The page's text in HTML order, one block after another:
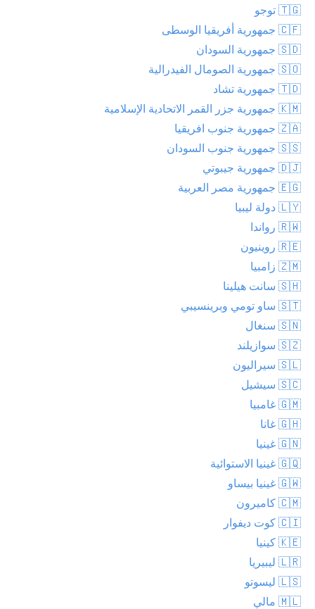
🇹🇬 توجو
🇨🇫 جمهورية أفريقيا الوسطى
🇸🇩 جمهورية السودان
🇸🇴 جمهورية الصومال الفيدرالية
🇹🇩 جمهورية تشاد
🇰🇲 جمهورية جزر القمر الاتحادية الإسلامية
🇿🇦 جمهورية جنوب افريقيا
🇸🇸 جمهورية جنوب السودان
🇩🇯 جمهورية جيبوتي
🇪🇬 جمهورية مصر العربية
🇱🇾 دولة ليبيا
🇷🇼 رواندا
🇷🇪 روينيون
🇿🇲 زامبيا
🇸🇭 سانت هيلينا
🇸🇹 ساو تومي وبرينسيبي
🇸🇳 سنغال
🇸🇿 سوازيلند
🇸🇱 سيراليون
🇸🇨 سيشيل
🇬🇲 غامبيا
🇬🇭 غانا
🇬🇳 غينيا
🇬🇶 غينيا الاستوائية
🇬🇼 غينيا بيساو
🇨🇲 كاميرون
🇨🇮 كوت ديفوار
🇰🇪 كينيا
🇱🇷 ليبيريا
🇱🇸 ليسوتو
🇲🇱 مالي